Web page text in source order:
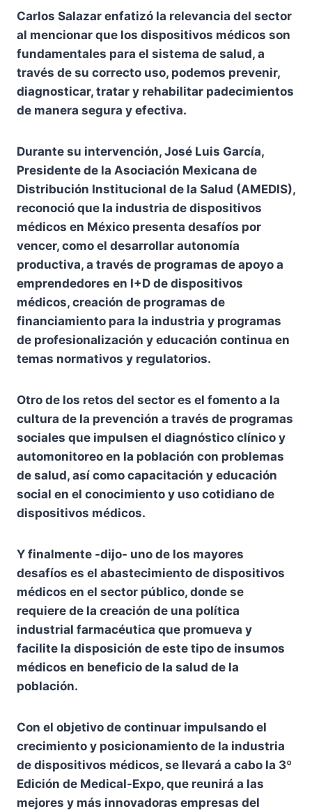
Carlos Salazar enfatizó la relevancia del sector
al mencionar que los dispositivos médicos son
fundamentales para el sistema de salud, a
través de su correcto uso, podemos prevenir,
diagnosticar, tratar y rehabilitar padecimientos
de manera segura y efectiva.
Durante su intervención, José Luis García,
Presidente de la Asociación Mexicana de
Distribución Institucional de la Salud (AMEDIS),
reconoció que la industria de dispositivos
médicos en México presenta desafíos por
vencer, como el desarrollar autonomía
productiva, a través de programas de apoyo a
emprendedores en I+D de dispositivos
médicos, creación de programas de
financiamiento para la industria y programas
de profesionalización y educación continua en
temas normativos y regulatorios.
Otro de los retos del sector es el fomento a la
cultura de la prevención a través de programas
sociales que impulsen el diagnóstico clínico y
automonitoreo en la población con problemas
de salud, así como capacitación y educación
social en el conocimiento y uso cotidiano de
dispositivos médicos.
Y finalmente -dijo- uno de los mayores
desafíos es el abastecimiento de dispositivos
médicos en el sector público, donde se
requiere de la creación de una política
industrial farmacéutica que promueva y
facilite la disposición de este tipo de insumos
médicos en beneficio de la salud de la
población.
Con el objetivo de continuar impulsando el
crecimiento y posicionamiento de la industria
de dispositivos médicos, se llevará a cabo la 3º
Edición de Medical-Expo, que reunirá a las
mejores y más innovadoras empresas del